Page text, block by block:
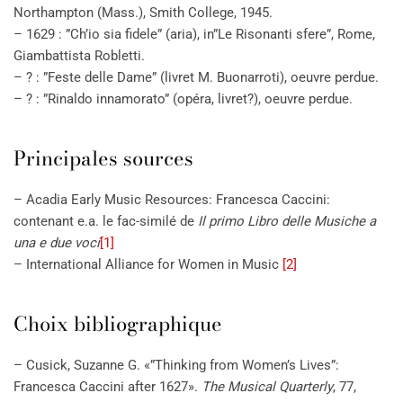
Northampton (Mass.), Smith College, 1945.
– 1629 : ”Ch’io sia fidele” (aria), in”Le Risonanti sfere”, Rome,
Giambattista Robletti.
– ? : ”Feste delle Dame” (livret M. Buonarroti), oeuvre perdue.
– ? : ”Rinaldo innamorato” (opéra, livret?), oeuvre perdue.
Principales sources
– Acadia Early Music Resources: Francesca Caccini:
contenant e.a. le fac-similé de Il primo Libro delle Musiche a
una e due voci[1]
– International Alliance for Women in Music [2]
Choix bibliographique
– Cusick, Suzanne G. «”Thinking from Women’s Lives”:
Francesca Caccini after 1627». The Musical Quarterly, 77,